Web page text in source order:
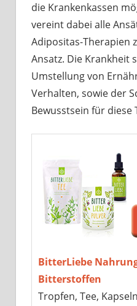
die Krankenkassen
vereint dabei alle
Adipositas-Therapien
Ansatz. Die Krankheit
Umstellung von
Verhalten, sowie der
Bewusstsein für diese
BitterLiebe
Bitterstoffen
Tropfen, Tee,